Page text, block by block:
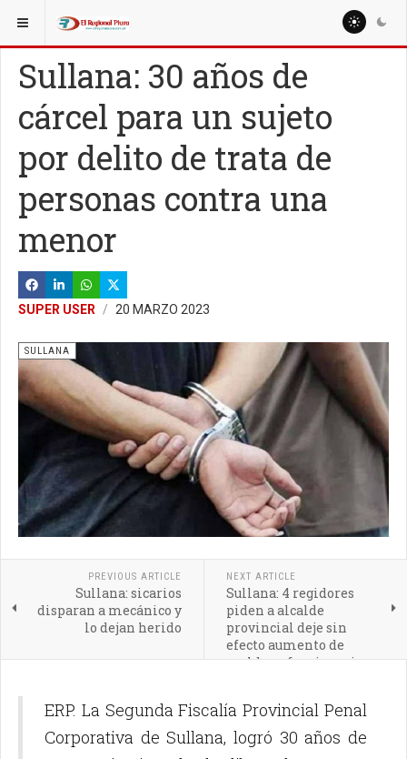
ESTÁ AQUÍ:
Sullana: 30 años de
cárcel para un sujeto
por delito de trata de
personas contra una
menor
SUPER USER 20 MARZO 2023
SULLANA
PREVIOUS ARTICLE
Sullana: sicarios
disparan a mecánico y
lo dejan herido
NEXT ARTICLE
Sullana: 4 regidores
piden a alcalde
provincial deje sin
efecto aumento de
sueldos a funcionarios
ERP. La Segunda Fiscalía Provincial Penal
Corporativa de Sullana, logró 30 años de